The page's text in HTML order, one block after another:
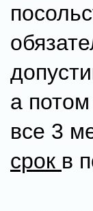
а
все 3
срок в